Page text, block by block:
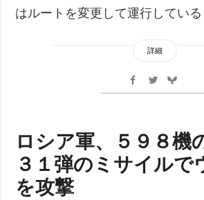
はルートを変更して運行している
詳細
ロシア軍、５９８機
３１弾のミサイルで
を攻撃